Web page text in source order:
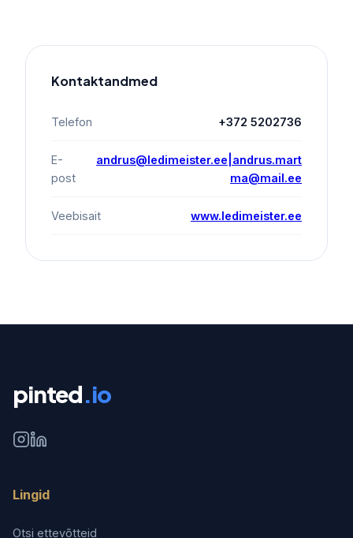
Kontaktandmed
Telefon +372 5202736
E-
post
andrus@ledimeister.ee|andrus.mart
ma@mail.ee
Veebisait www.ledimeister.ee
pinted.io
Lingid
Otsi ettevõtteid